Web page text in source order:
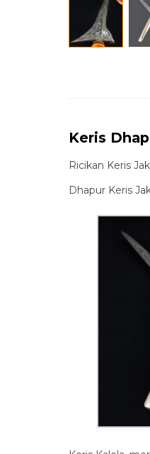
Keris
Ricikan Keris
Dhapur Keris